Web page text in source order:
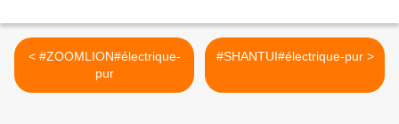
< #ZOOMLION#électrique-
pur
#SHANTUI#électrique-pur >